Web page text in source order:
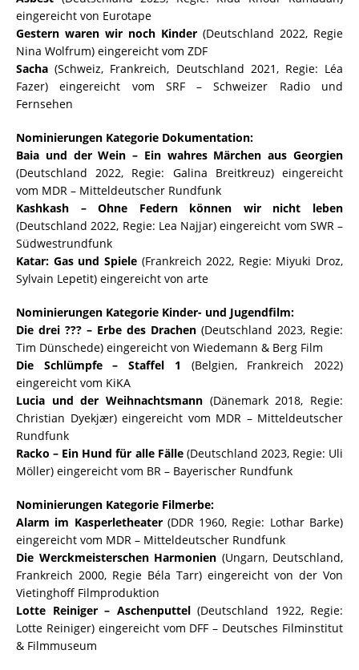
eingereicht von Eurotape
Gestern waren wir noch Kinder (Deutschland 2022, Regie
Nina Wolfrum) eingereicht vom ZDF
Sacha (Schweiz, Frankreich, Deutschland 2021, Regie: Léa
Fazer) eingereicht vom SRF – Schweizer Radio und
Fernsehen
Nominierungen Kategorie Dokumentation:
Baia und der Wein – Ein wahres Märchen aus Georgien
(Deutschland 2022, Regie: Galina Breitkreuz) eingereicht
vom MDR – Mitteldeutscher Rundfunk
Kashkash – Ohne Federn können wir nicht leben
(Deutschland 2022, Regie: Lea Najjar) eingereicht vom SWR –
Südwestrundfunk
Katar: Gas und Spiele(Frankreich 2022, Regie: Miyuki Droz,
Sylvain Lepetit) eingereicht von arte
Nominierungen Kategorie Kinder- und Jugendfilm:
Die drei ??? – Erbe des Drachen (Deutschland 2023, Regie:
Tim Dünschede) eingereicht von Wiedemann & Berg Film
Die Schlümpfe – Staffel 1 (Belgien, Frankreich 2022)
eingereicht vom KiKA
Lucia und der Weihnachtsmann (Dänemark 2018, Regie:
Christian Dyekjær) eingereicht vom MDR – Mitteldeutscher
Rundfunk
Racko – Ein Hund für alle Fälle(Deutschland 2023, Regie: Uli
Möller) eingereicht vom BR – Bayerischer Rundfunk
Nominierungen Kategorie Filmerbe:
Alarm im Kasperletheater(DDR 1960, Regie: Lothar Barke)
eingereicht vom MDR – Mitteldeutscher Rundfunk
Die Werckmeisterschen Harmonien (Ungarn, Deutschland,
Frankreich 2000, Regie Béla Tarr) eingereicht von der Von
Vietinghoff Filmproduktion
Lotte Reiniger – Aschenputtel(Deutschland 1922, Regie:
Lotte Reiniger) eingereicht vom DFF – Deutsches Filminstitut
& Filmmuseum